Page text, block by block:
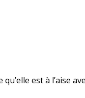
est à l’aise